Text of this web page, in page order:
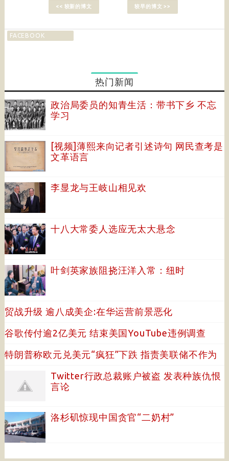
<< 较新的博文 较早的博文 >>
FACEBOOK
热门新闻
政治局委员的知青生活：带书下乡 不忘
学习
[视频]薄熙来向记者引述诗句 网民查考是
文革语言
李显龙与王岐山相见欢
十八大常委人选应无太大悬念
叶剑英家族阻挠汪洋入常：纽时
贸战升级 逾八成美企:在华运营前景恶化
谷歌传付逾2亿美元 结束美国YouTube违例调查
特朗普称欧元兑美元“疯狂”下跌 指责美联储不作为
Twitter行政总裁账户被盗 发表种族仇恨
言论
洛杉矶惊现中国贪官“二奶村”